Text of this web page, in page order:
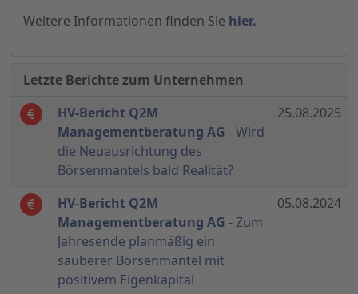
Weitere Informationen finden Sie hier.
Letzte Berichte zum Unternehmen
HV-Bericht Q2M
Managementberatung AG - Wird
die Neuausrichtung des
Börsenmantels bald Realität?
25.08.2025
HV-Bericht Q2M
Managementberatung AG - Zum
Jahresende planmäßig ein
sauberer Börsenmantel mit
positivem Eigenkapital
05.08.2024